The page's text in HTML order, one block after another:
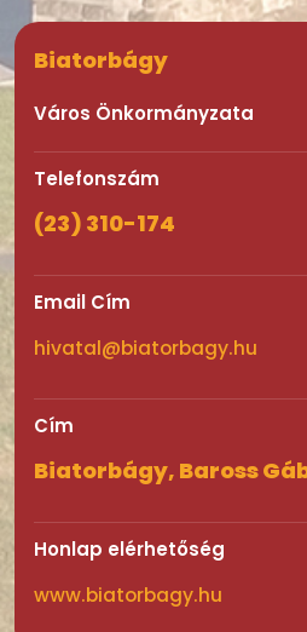
Biatorbágy
Város Önkormányzata
Telefonszám
(23) 310-174
Email Cím
hivatal@biatorbagy.hu
Cím
Biatorbágy, Baross
Honlap elérhetőség
www.biatorbagy.hu